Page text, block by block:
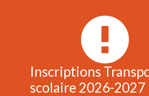
Inscriptions
scolaire 2026-2027